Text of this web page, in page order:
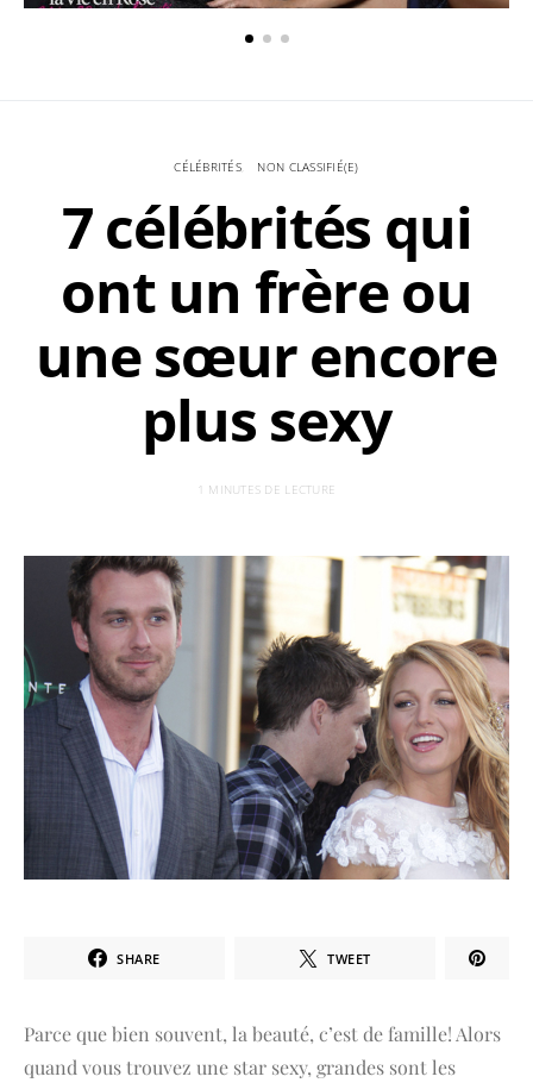
CÉLÉBRITÉS NON CLASSIFIÉ(E)
7 célébrités qui
ont un frère ou
une sœur encore
plus sexy
1 MINUTES DE LECTURE
SHARE TWEET
Parce que bien souvent, la beauté, c’est de famille! Alors
quand vous trouvez une star sexy, grandes sont les